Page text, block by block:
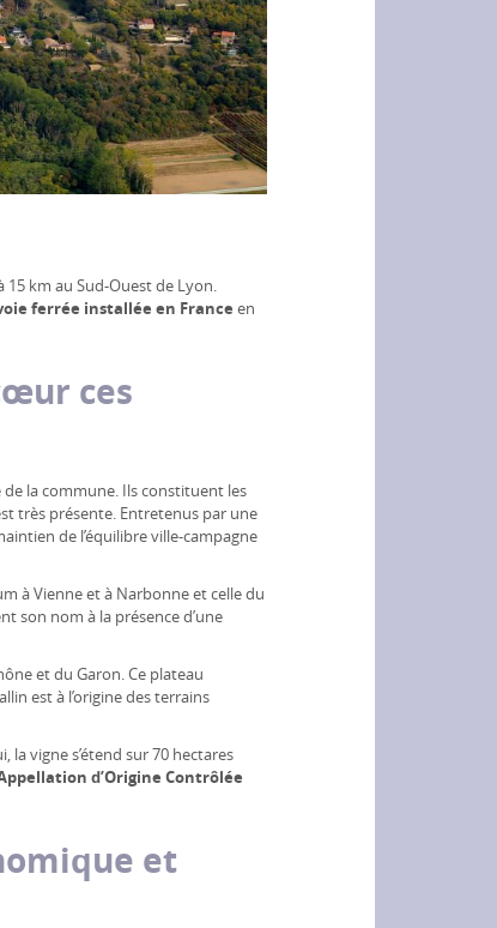
km au Sud-Ouest de Lyon.
ferrée installée en France en
ces
la commune. Ils constituent les
très présente. Entretenus par une
de l’équilibre ville-campagne
à Vienne et à Narbonne et celle du
son nom à la présence d’une
et du Garon. Ce plateau
est à l’origine des terrains
la vigne s’étend sur 70 hectares
d’Origine Contrôlée
et